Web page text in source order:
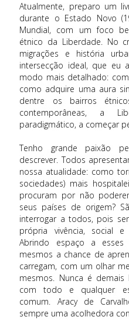
Atualmente, preparo um
durante o Estado Novo
Mundial, com um foco
étnico da Liberdade. No
migrações e história
intersecção ideal, que eu
modo mais detalhado:
como adquire uma aura
dentre os bairros
contemporâneas, a
paradigmático, a começar
Tenho grande paixão
descrever. Todos
nossa atualidade: como
sociedades) mais
procuram por não
seus países de origem?
interrogar a todos, pois
própria vivência, social e
Abrindo espaço a esses
mesmos a chance de
carregam, com um olhar
mesmos. Nunca é
com todo e qualquer
comum. Aracy de
sempre uma acolhedora